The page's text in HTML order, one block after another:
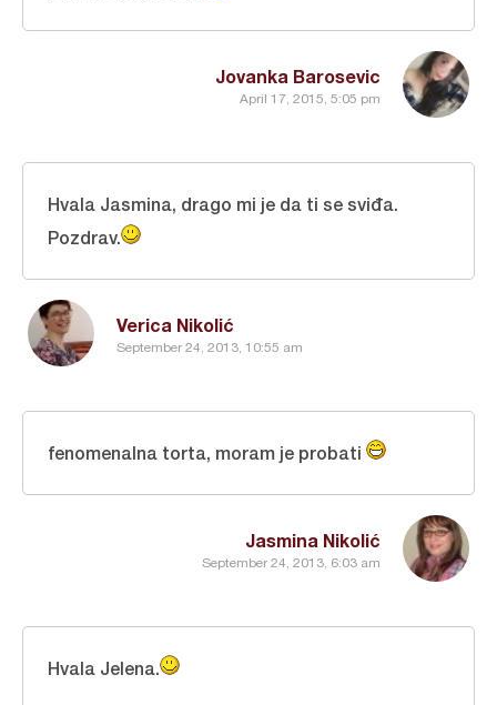
Jovanka Barosevic
April 17, 2015, 5:05 pm
Verica Nikolić
September 24, 2013, 10:55 am
Hvala Jasmina, drago mi je da ti se sviđa.
Pozdrav.
Jasmina Nikolić
September 24, 2013, 6:03 am
fenomenalna torta, moram je probati
Hvala Jelena.